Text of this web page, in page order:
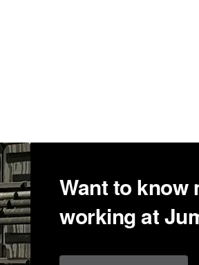
Want to know
working at